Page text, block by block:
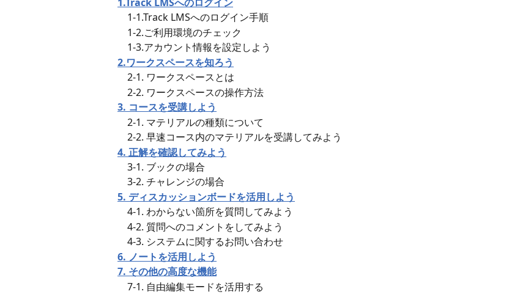
1-1.Track LMSへのログイン手順
1-2.ご利用環境のチェック
1-3.アカウント情報を設定しよう
2.ワークスペースを知ろう
2-1. ワークスペースとは
2-2. ワークスペースの操作方法
3. コースを受講しよう
2-1. マテリアルの種類について
2-2. 早速コース内のマテリアルを受講してみよう
4. 正解を確認してみよう
3-1. ブックの場合
3-2. チャレンジの場合
5. ディスカッションボードを活用しよう
4-1. わからない箇所を質問してみよう
4-2. 質問へのコメントをしてみよう
4-3. システムに関するお問い合わせ
6. ノートを活用しよう
7. その他の高度な機能
7-1. 自由編集モードを活用する